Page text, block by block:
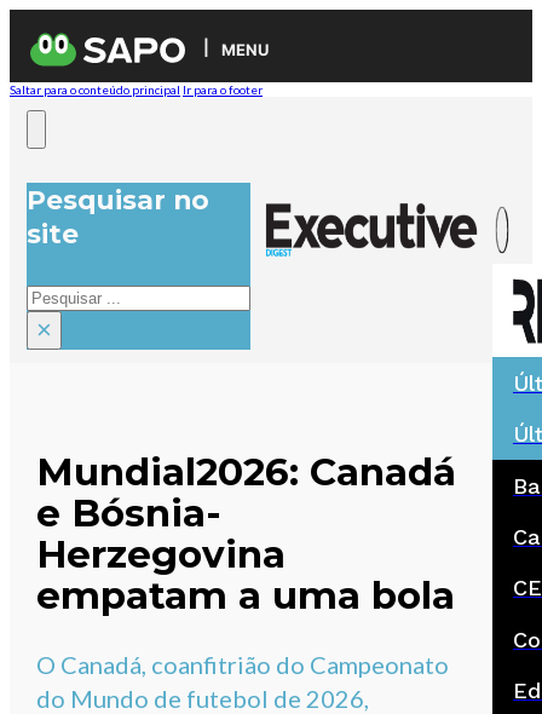
MENU
Saltar para o conteúdo principal Ir para o footer
Pesquisar no
site
Pesquisar
×
Mundial2026: Canadá
e Bósnia-
Herzegovina
empatam a uma bola
O Canadá, coanfitrião do Campeonato
do Mundo de futebol de 2026,